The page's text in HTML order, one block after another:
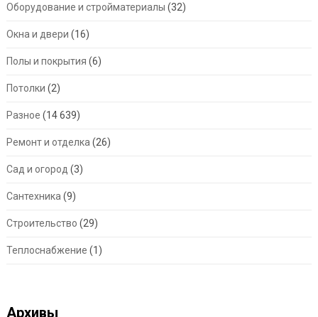
Оборудование и стройматериалы (32)
Окна и двери (16)
Полы и покрытия (6)
Потолки (2)
Разное (14 639)
Ремонт и отделка (26)
Сад и огород (3)
Сантехника (9)
Строительство (29)
Теплоснабжение (1)
Архивы